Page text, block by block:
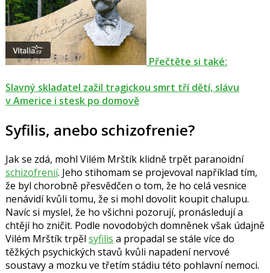
Přečtěte si také:
Slavný skladatel zažil tragickou smrt tří dětí, slávu
v Americe i stesk po domově
Syfilis, anebo schizofrenie?
Jak se zdá, mohl Vilém Mrštík klidně trpět paranoidní
schizofrenií. Jeho stihomam se projevoval například tím,
že byl chorobně přesvědčen o tom, že ho celá vesnice
nenávidí kvůli tomu, že si mohl dovolit koupit chalupu.
Navíc si myslel, že ho všichni pozorují, pronásledují a
chtějí ho zničit. Podle novodobých domněnek však údajně
Vilém Mrštík trpěl syfilis a propadal se stále více do
těžkých psychických stavů kvůli napadení nervové
soustavy a mozku ve třetím stádiu této pohlavní nemoci.